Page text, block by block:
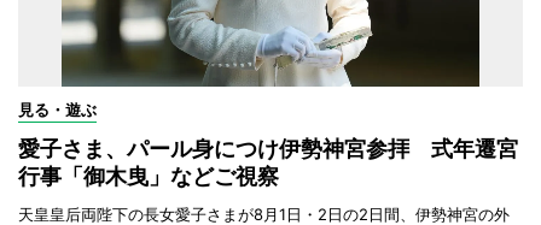
見る・遊ぶ
愛子さま、パール身につけ伊勢神宮参拝 式年遷宮
行事「御木曳」などご視察
天皇皇后両陛下の長女愛子さまが8月1日・2日の2日間、伊勢神宮の外